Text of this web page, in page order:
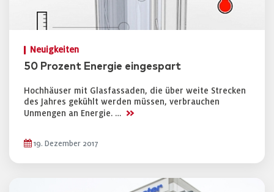
Neuigkeiten
50 Prozent Energie eingespart
Hochhäuser mit Glasfassaden, die über weite Strecken
des Jahres gekühlt werden müssen, verbrauchen
Unmengen an Energie. … >>
19. Dezember 2017